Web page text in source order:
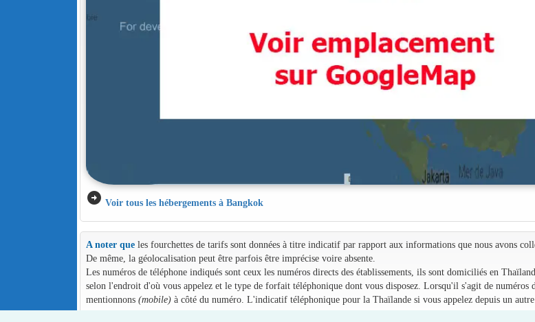
arrow_circle_right Voir tous les hébergements à Bangkok
A noter queles fourchettes de tarifs sont données à titre indicatif par rapport aux informations que nous avons
De même, la géolocalisation peut être parfois être imprécise voire absente.
Les numéros de téléphone indiqués sont ceux les numéros directs des établissements, ils sont domiciliés en
selon l'endroit d'où vous appelez et le type de forfait téléphonique dont vous disposez. Lorsqu'il s'agit de numéros
mentionnons (mobile)à côté du numéro. L'indicatif téléphonique pour la Thaïlande si vous appelez depuis un autre